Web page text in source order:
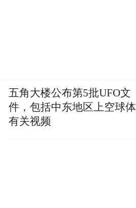
五角大楼公布第5批UFO文
件，包括中东地区上空球体
有关视频